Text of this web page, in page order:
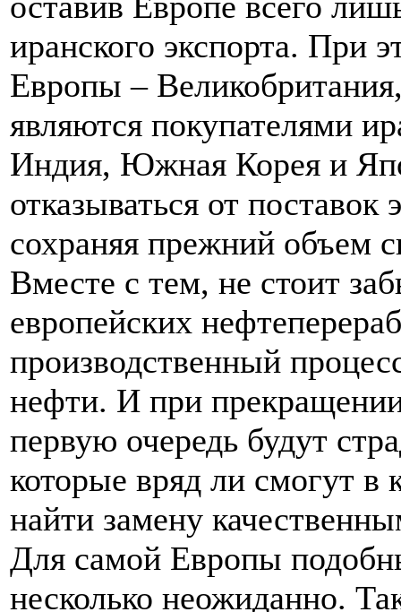
иранского экспорта. При
Европы –
являются покупателями
Индия, Южная Корея и
отказываться от
сохраняя прежний объем
Вместе с тем, не стоит
европейских
производственный
нефти. И при
первую очередь будут
которые вряд ли смогут в
найти замену
Для самой Европы
несколько неожиданно.